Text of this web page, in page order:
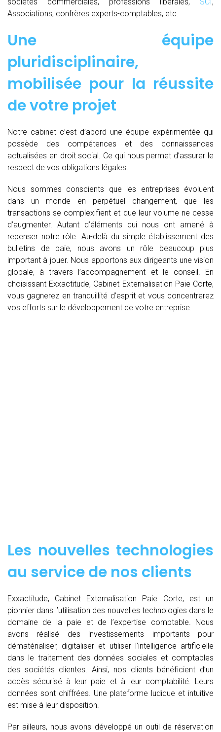
Associations, confrères experts-comptables, etc.
Une équipe
pluridisciplinaire,
mobilisée pour la réussite
de votre projet
Notre cabinet c’est d’abord une équipe expérimentée qui
possède des compétences et des connaissances
actualisées en droit social. Ce qui nous permet d’assurer le
respect de vos obligations légales.
Nous sommes conscients que les entreprises évoluent
dans un monde en perpétuel changement, que les
transactions se complexifient et que leur volume ne cesse
d’augmenter. Autant d’éléments qui nous ont amené à
repenser notre rôle. Au-delà du simple établissement des
bulletins de paie, nous avons un rôle beaucoup plus
important à jouer. Nous apportons aux dirigeants une vision
globale, à travers l’accompagnement et le conseil. En
choisissant Exxactitude, Cabinet Externalisation Paie Corte,
vous gagnerez en tranquillité d’esprit et vous concentrerez
vos efforts sur le développement de votre entreprise.
Les nouvelles technologies
au service de nos clients
Exxactitude, Cabinet Externalisation Paie Corte, est un
pionnier dans l’utilisation des nouvelles technologies dans le
domaine de la paie et de l’expertise comptable. Nous
avons réalisé des investissements importants pour
dématérialiser, digitaliser et utiliser l’intelligence artificielle
dans le traitement des données sociales et comptables
des sociétés clientes. Ainsi, nos clients bénéficient d’un
accès sécurisé à leur paie et à leur comptabilité. Leurs
données sont chiffrées. Une plateforme ludique et intuitive
est mise à leur disposition.
Par ailleurs, nous avons développé un outil de réservation